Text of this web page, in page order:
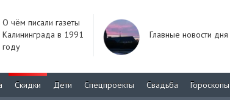
О чём писали газеты
Калининграда в 1991
году
Главные новости дня
Скидки Дети Спецпроекты Свадьба
Гороскопы